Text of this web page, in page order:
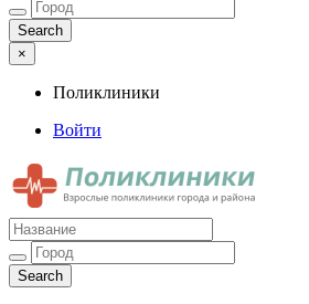
×
Поликлиники
Войти
Поликлиники
Взрослые поликлиники города и района